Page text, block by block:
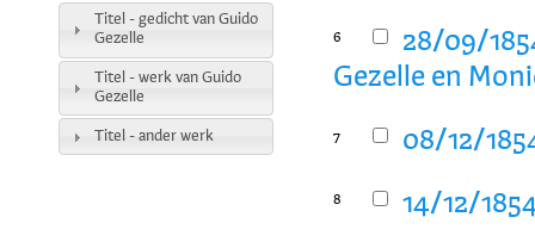
6
28/09/
Gezelle en
7 08/12/
8 14/12/
Titel - gedicht van Guido
Gezelle
Titel - werk van Guido
Gezelle
Titel - ander werk